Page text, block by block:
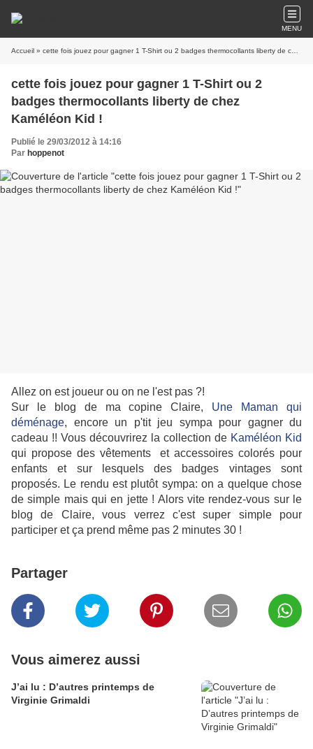
MENU
Accueil » cette fois jouez pour gagner 1 T-Shirt ou 2 badges thermocollants liberty de chez Kaméléon Kid !
cette fois jouez pour gagner 1 T-Shirt ou 2
badges thermocollants liberty de chez
Kaméléon Kid !
Publié le 29/03/2012 à 14:16
Par hoppenot
Allez on est joueur ou on ne l'est pas ?!
Sur le blog de ma copine Claire, Une Maman qui
déménage, encore un p'tit jeu sympa pour gagner du
cadeau !! Vous découvrirez la collection de Kaméléon Kid
qui propose des vêtements et accessoires colorés pour
enfants et sur lesquels des badges vintages sont
proposés. Le rendu est plutôt sympa: on a quelque chose
de simple mais qui en jette ! Alors vite rendez-vous sur le
blog de Claire, vous verrez c'est super simple pour
participer et ça prend même pas 2 minutes 30 !
Partager
Vous aimerez aussi
J’ai lu : D’autres printemps de
Virginie Grimaldi